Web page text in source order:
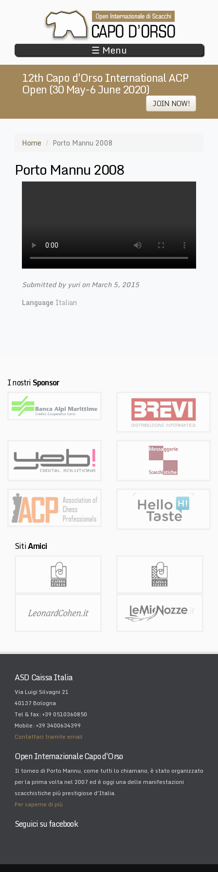
☰ Menu
12th Capo d'Orso International ACP
Open (30 May-6 June 2020)
JOIN NOW!
Home Porto Mannu 2008
Porto Mannu 2008
Porto
Doggers
Submitted by yurion March 5, 2015
Language Italian
I nostriSponsor
SitiAmici
ASD Caissa Italia
Via Luigi Silvagni 21
40137 Bologna
Tel & fax: +39 0510360850
Mobile: +39 3400634399
Contattaci tramite email
Open Internazionale Capo d'Orso
Il torneo di Porto Mannu, come tutti lo chiamano, è stato organizzato
per la prima volta nel 2007 ed è oggi una delle manifestazioni
scacchistiche più prestigiose d'Italia.
Per saperne di più
Seguici su facebook